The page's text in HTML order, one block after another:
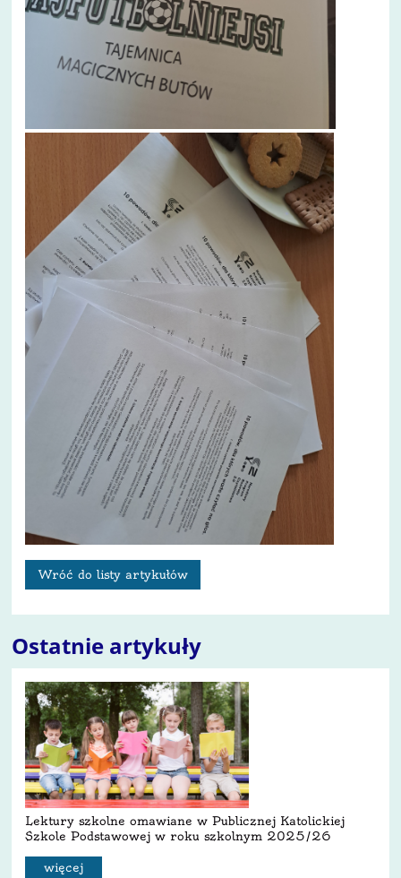
Wróć do listy artykułów
Ostatnie artykuły
Lektury szkolne omawiane w Publicznej Katolickiej
Szkole Podstawowej w roku szkolnym 2025/26
więcej